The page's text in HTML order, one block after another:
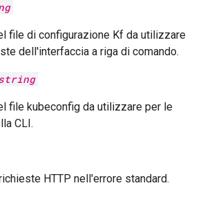
file di configurazione Kf da utilizzare
dell'interfaccia a riga di comando.
file kubeconfig da utilizzare per le
CLI.
HTTP nell'errore standard.